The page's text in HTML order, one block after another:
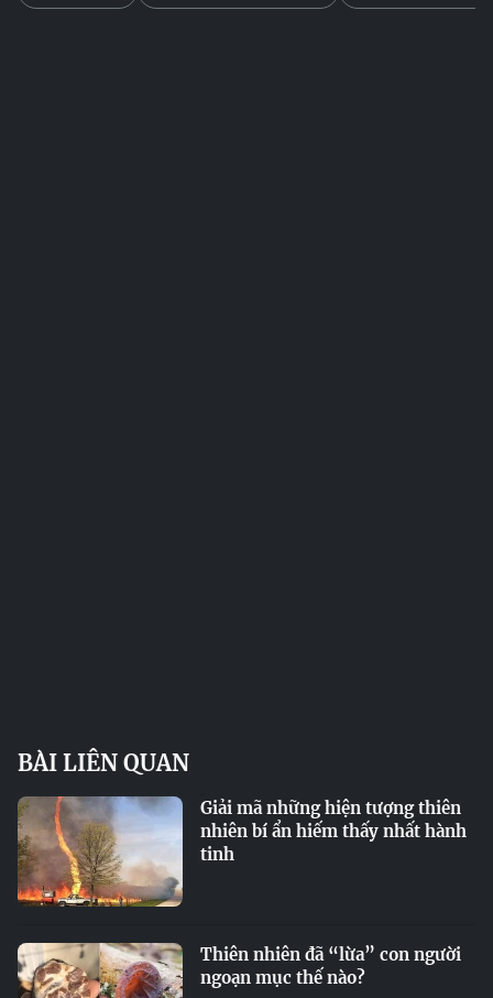
BÀI LIÊN QUAN
Giải mã những hiện tượng thiên
nhiên bí ẩn hiếm thấy nhất hành
tinh
Thiên nhiên đã “lừa” con người
ngoạn mục thế nào?